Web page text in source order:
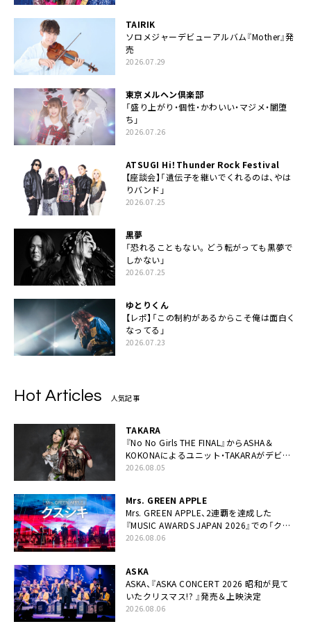
TAIRIK
ソロメジャーデビューアルバム『Mother』発
売
2026.07.29
東京メルヘン倶楽部
「盛り上がり・個性・かわいい・マジメ・闇堕
ち」
2026.07.26
ATSUGI Hi！Thunder Rock Festival
【座談会】「遺伝子を継いでくれるのは、やは
りバンド」
2026.07.25
黒夢
「恐れることもない。どう転がっても黒夢で
しかない」
2026.07.25
ゆとりくん
【レポ】「この制約があるからこそ俺は面白く
なってる」
2026.07.23
Hot Articles 人気記事
TAKARA
『No No Girls THE FINAL』からASHA＆
KOKONAによるユニット・TAKARAがデビュ
ー
2026.08.05
Mrs. GREEN APPLE
Mrs. GREEN APPLE、2連覇を達成した
『MUSIC AWARDS JAPAN 2026』での「クス
シキ」ライブパフォーマンスをYouTube公開
2026.08.06
ASKA
ASKA、『ASKA CONCERT 2026 昭和が見て
いたクリスマス!? 』発売＆上映決定
2026.08.06